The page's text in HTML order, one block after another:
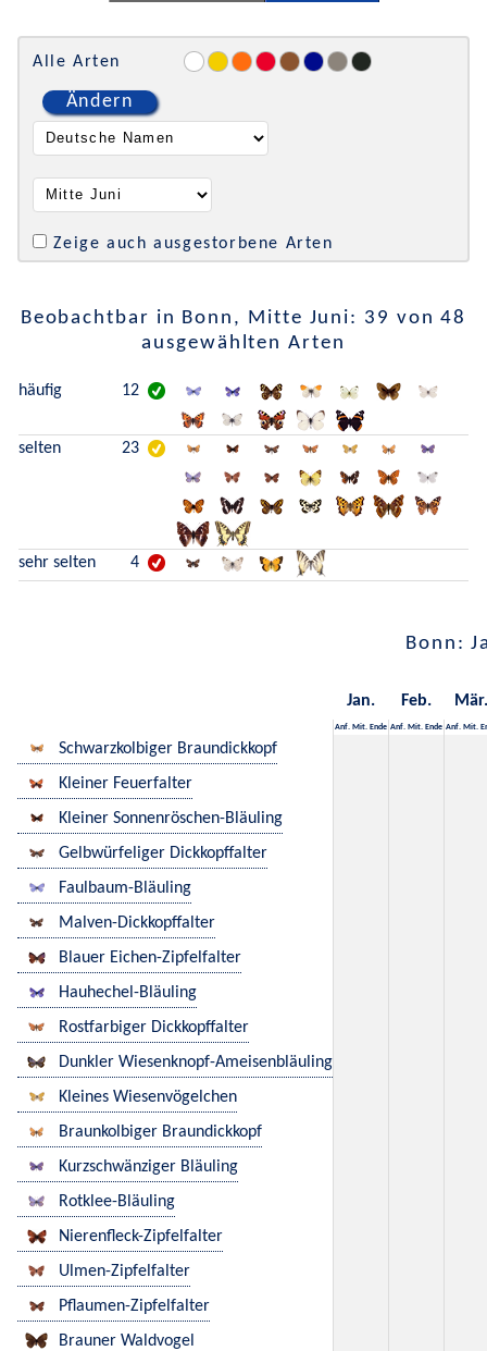
Alle Arten
Ändern
Zeige auch ausgestorbene Arten
Beobachtbar in Bonn, Mitte Juni: 39 von 48
ausgewählten Arten
häufig 12
selten 23
sehr selten 4
Bonn:
Jan. Feb. Mär.
Anf. Mit. Ende Anf. Mit. Ende Anf. Mit.
Schwarzkolbiger Braundickkopf
Kleiner Feuerfalter
Kleiner Sonnenröschen-Bläuling
Gelbwürfeliger Dickkopffalter
Faulbaum-Bläuling
Malven-Dickkopffalter
Blauer Eichen-Zipfelfalter
Hauhechel-Bläuling
Rostfarbiger Dickkopffalter
Dunkler Wiesenknopf-Ameisenbläuling
Kleines Wiesenvögelchen
Braunkolbiger Braundickkopf
Kurzschwänziger Bläuling
Rotklee-Bläuling
Nierenfleck-Zipfelfalter
Ulmen-Zipfelfalter
Pflaumen-Zipfelfalter
Brauner Waldvogel